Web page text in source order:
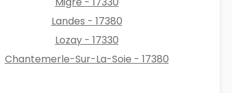
Landes - 17380
Lozay - 17330
Chantemerle-Sur-La-Soie - 17380